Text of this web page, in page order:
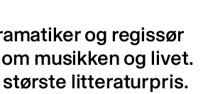
og regissør
musikken og livet.
største litteraturpris.